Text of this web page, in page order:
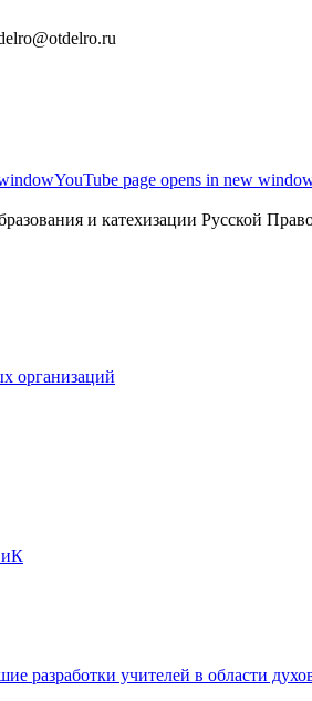
YouTube page opens in new
и катехизации Русской
организаций
разработки учителей в области